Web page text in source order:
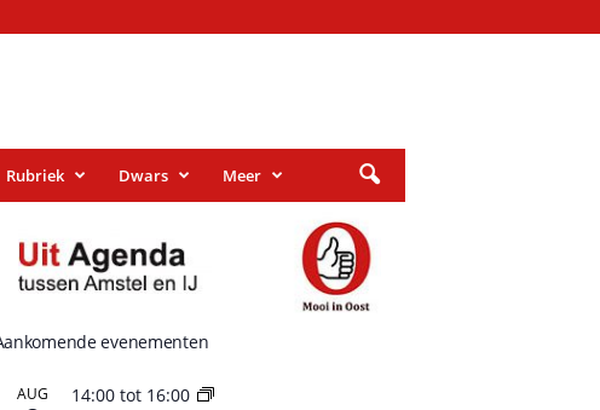
Rubriek Dwars Meer
evenementen
AUG 14:00tot 16:00